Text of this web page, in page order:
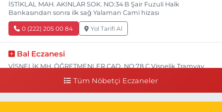
İSTİKLAL MAH. AKINLAR SOK. NO:34 B Şair Fuzuli Halk
Bankasından sonra ilk sağ Yalaman Cami hizası
0 (222) 205 00 84 Yol Tarifi Al
Bal Eczanesi
VİŞNELİK MH. ÖĞRETMENLER CAD. NO:78 C Vişnelik Tramvay
NUH'UN GEMİSİ Veteriner Kliniğinin yanı,ı
Tüm Nöbetçi Eczaneler